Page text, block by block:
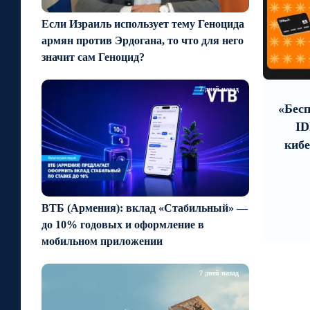
Если Израиль использует тему Геноцида
армян против Эрдогана, то что для него
значит сам Геноцид?
ВТБ (Армения): вклад «Стабильный» —
до 10% годовых и оформление в
мобильном приложении
7 дней назад
7 дней назад
Moody’s изменило прогноз по
рейтингам IDBank на
позитивный
10